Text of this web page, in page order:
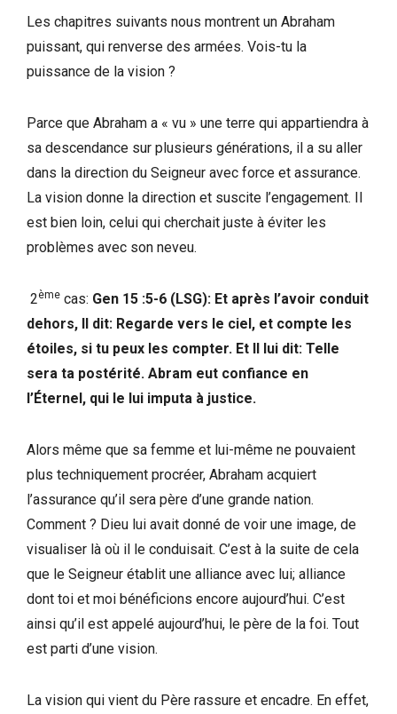
Les chapitres suivants nous montrent un Abraham
puissant, qui renverse des armées. Vois-tu la
puissance de la vision ?
Parce que Abraham a « vu » une terre qui appartiendra à
sa descendance sur plusieurs générations, il a su aller
dans la direction du Seigneur avec force et assurance.
La vision donne la direction et suscite l’engagement. Il
est bien loin, celui qui cherchait juste à éviter les
problèmes avec son neveu.
2ème cas: Gen 15 :5-6 (LSG): Et après l’avoir conduit
dehors, Il dit: Regarde vers le ciel, et compte les
étoiles, si tu peux les compter. Et Il lui dit: Telle
sera ta postérité. Abram eut confiance en
l’Éternel, qui le lui imputa à justice.
Alors même que sa femme et lui-même ne pouvaient
plus techniquement procréer, Abraham acquiert
l’assurance qu’il sera père d’une grande nation.
Comment ? Dieu lui avait donné de voir une image, de
visualiser là où il le conduisait. C’est à la suite de cela
que le Seigneur établit une alliance avec lui; alliance
dont toi et moi bénéficions encore aujourd’hui. C’est
ainsi qu’il est appelé aujourd’hui, le père de la foi. Tout
est parti d’une vision.
La vision qui vient du Père rassure et encadre. En effet,